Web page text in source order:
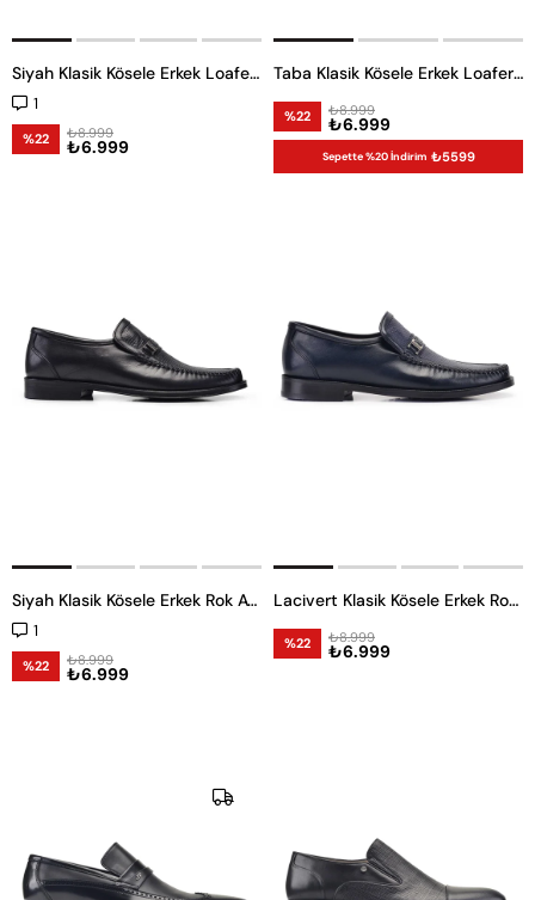
Siyah Klasik Kösele Erkek Loafer Ayakkabı
1
%22 ₺6.999
₺8.999
Taba Klasik Kösele Erkek Loafer Ayakkabı
%22 ₺6.999
₺8.999
Sepette %20 İndirim ₺5599
Siyah Klasik Kösele Erkek Rok Ayakkabı
1
%22 ₺6.999
₺8.999
Lacivert Klasik Kösele Erkek Rok Ayakkabı
%22 ₺6.999
₺8.999